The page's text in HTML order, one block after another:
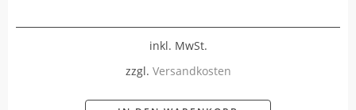
inkl. MwSt.
zzgl. Versandkosten